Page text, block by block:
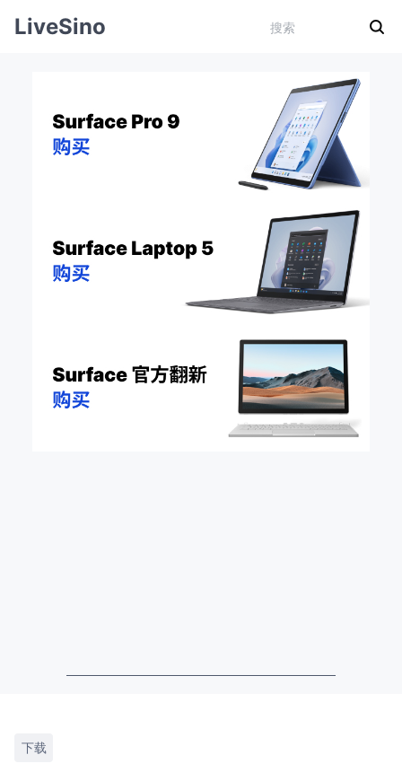
LiveSino
下载